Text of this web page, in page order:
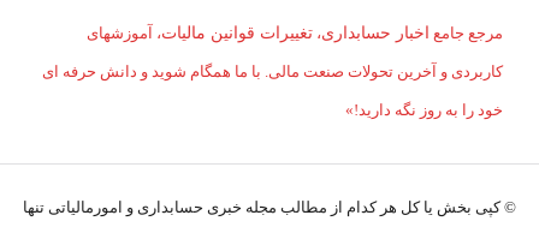
مرجع جامع اخبار حسابداری، تغییرات قوانین مالیات، آموزشهای
کاربردی و آخرین تحولات صنعت مالی. با ما همگام شوید و دانش حرفه ای
خود را به روز نگه دارید!»
© کپی بخش یا کل هر کدام از مطالب مجله خبری حسابداری و امورمالیاتی تنها